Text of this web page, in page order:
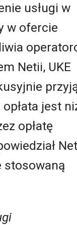
usługi w
w ofercie
Netii, UKE
jest
opłatę
stosowaną